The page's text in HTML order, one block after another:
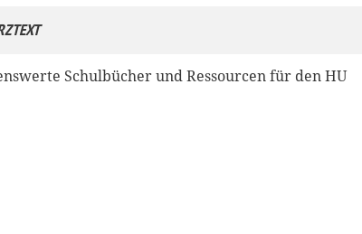
Schulbücher und Ressourcen für den HU